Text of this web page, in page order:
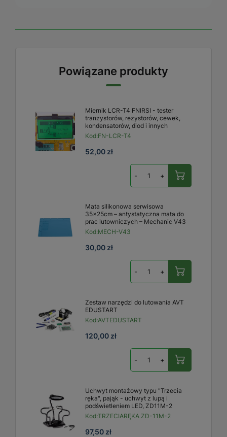
Powiązane produkty
Miernik LCR-T4 FNIRSI - tester
tranzystorów, rezystorów, cewek,
kondensatorów, diod i innych
Kod:FN-LCR-T4
52,00 zł
- +
Mata silikonowa serwisowa
35x25cm – antystatyczna mata do
prac lutowniczych – Mechanic V43
Kod:MECH-V43
30,00 zł
- +
Zestaw narzędzi do lutowania AVT
EDUSTART
Kod:AVTEDUSTART
120,00 zł
- +
Uchwyt montażowy typu "Trzecia
ręka", pająk - uchwyt z lupą i
podświetleniem LED, ZD11M-2
Kod:TRZECIARĘKA ZD-11M-2
97,50 zł